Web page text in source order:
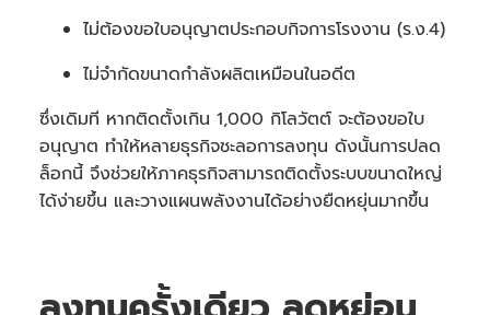
ไม่ต้องขอใบอนุญาตประกอบกิจการโรงงาน (ร.ง.4)
ไม่จำกัดขนาดกำลังผลิตเหมือนในอดีต
ซึ่งเดิมที หากติดตั้งเกิน 1,000 กิโลวัตต์ จะต้องขอใบ
อนุญาต ทำให้หลายธุรกิจชะลอการลงทุน ดังนั้นการปลด
ล็อกนี้ จึงช่วยให้ภาคธุรกิจสามารถติดตั้งระบบขนาดใหญ่
ได้ง่ายขึ้น และวางแผนพลังงานได้อย่างยืดหยุ่นมากขึ้น